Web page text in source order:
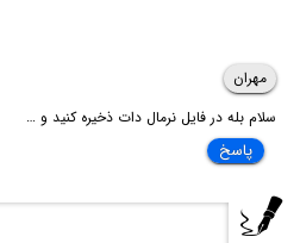
مهران
سلام بله در فایل نرمال دات ذخیره کنید و …
پاسخ